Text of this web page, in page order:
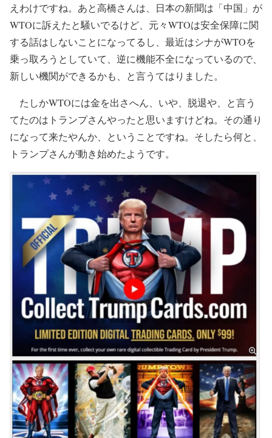
えわけですね。あと高橋さんは、日本の新聞は「中国」が
WTOに訴えたと騒いでるけど、元々WTOは安全保障に関
する話はしないことになってるし、最近はシナがWTOを
乗っ取ろうとしていて、逆に機能不全になっているので、
新しい機関ができるかも、と言うてはりました。
たしかWTOには金を出さへん、いや、脱退や、と言う
てたのはトランプさんやったと思いますけどね。その通り
になって来たやんか、ということですね。そしたら何と、
トランプさんが動き始めたようです。